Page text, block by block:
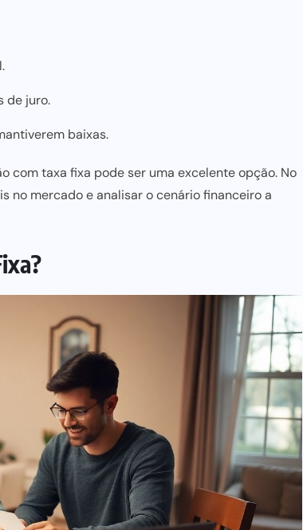
de juro.
baixas.
com taxa fixa pode ser uma excelente opção. No
no mercado e analisar o cenário financeiro a